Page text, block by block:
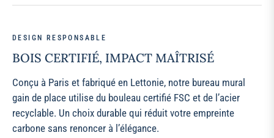
DESIGN RESPONSABLE
BOIS CERTIFIÉ, IMPACT MAÎTRISÉ
Conçu à Paris et fabriqué en Lettonie, notre bureau mural
gain de place utilise du bouleau certifié FSC et de l’acier
recyclable. Un choix durable qui réduit votre empreinte
carbone sans renoncer à l’élégance.